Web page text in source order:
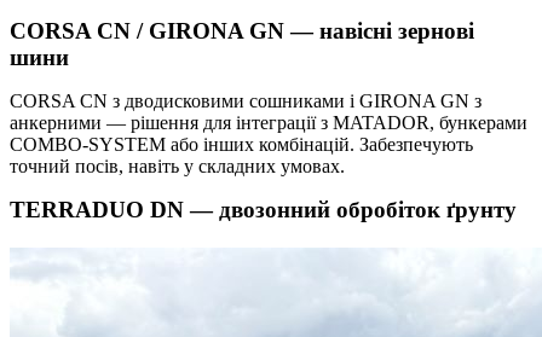
CORSA CN / GIRONA GN — навісні зернові
шини
CORSA CN з дводисковими сошниками і GIRONA GN з
анкерними — рішення для інтеграції з MATADOR, бункерами
COMBO-SYSTEM або інших комбінацій. Забезпечують
точний посів, навіть у складних умовах.
TERRADUO DN — двозонний обробіток ґрунту